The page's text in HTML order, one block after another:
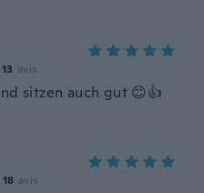
13 avis
sitzen auch gut 😊👍
18 avis